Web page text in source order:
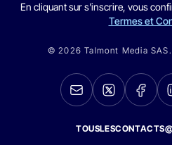
En cliquant sur s'inscrire, vous
Termes et
© 2026 Talmont Media